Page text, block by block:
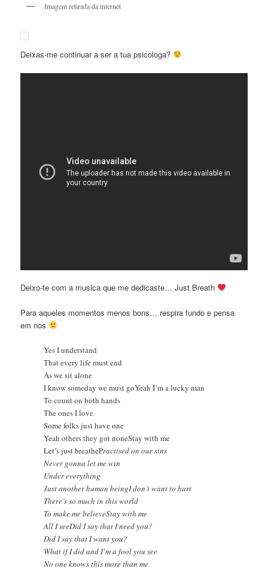
Imagem retirada da internet
Deixas-me continuar a ser a tua psicologa?
Deixo-te com a musica que me dedicaste… Just Breath
Para aqueles momentos menos bons… respira fundo e pensa
em nos
Yes I understand
That every life must end
As we sit alone
I know someday we must goYeah I’m a lucky man
To count on both hands
The ones I love
Some folks just have one
Yeah others they got noneStay with me
Let’s just breathePractised on our sins
Never gonna let me win
Under everything
Just another human beingI don’t want to hurt
There’s so much in this world
To make me believeStay with me
All I seeDid I say that I need you?
Did I say that I want you?
What if I did and I’m a fool you see
No one knows this more than me